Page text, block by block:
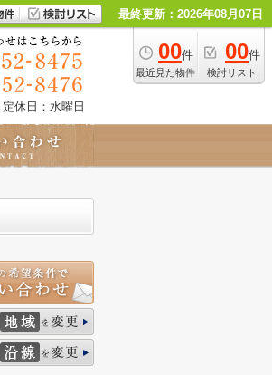
最終更新：2026年08月07日
00件
最近見た物件
00件
検討リスト
定休日：水曜日